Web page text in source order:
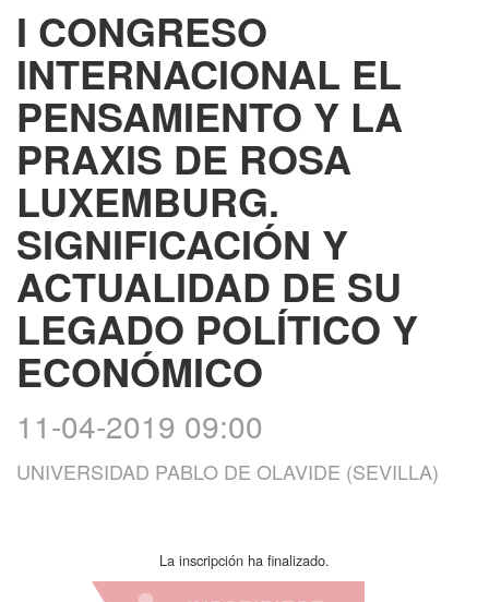
I CONGRESO
INTERNACIONAL EL
PENSAMIENTO Y LA
PRAXIS DE ROSA
LUXEMBURG.
SIGNIFICACIÓN Y
ACTUALIDAD DE SU
LEGADO POLÍTICO Y
ECONÓMICO
11-04-2019 09:00
UNIVERSIDAD PABLO DE OLAVIDE (SEVILLA)
La inscripción ha finalizado.